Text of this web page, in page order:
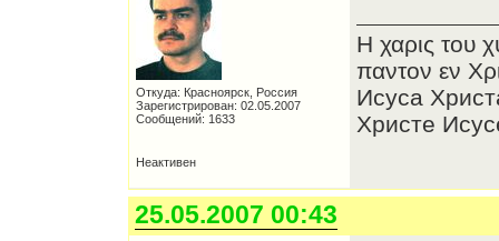
Откуда: Красноярск, Россия
Зарегистрирован: 02.05.2007
Сообщений: 1633
Η χαρις του
παντον εν
Исуса
Христе
Неактивен
25.05.2007 00:43